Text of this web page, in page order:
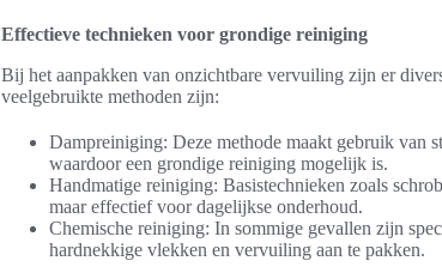
Effectieve technieken voor grondige reiniging
Bij het aanpakken van onzichtbare vervuiling zijn er
veelgebruikte methoden zijn:
Dampreiniging: Deze methode maakt gebruik van
waardoor een grondige reiniging mogelijk is.
Handmatige reiniging: Basistechnieken zoals
maar effectief voor dagelijkse onderhoud.
Chemische reiniging: In sommige gevallen zijn
hardnekkige vlekken en vervuiling aan te pakken.